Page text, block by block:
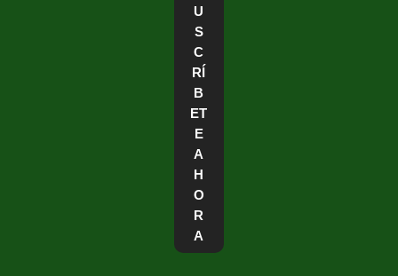
U
S
C
RÍ
B
ET
E
A
H
O
R
A